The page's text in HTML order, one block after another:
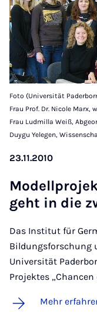
Foto (Universität
Frau Prof. Dr. Nicole
Frau Ludmilla Weiß,
Duygu Yelegen,
23.11.2010
geht in die
Das Institut für
Bildungsforschung
Universität
Projektes
Mehr